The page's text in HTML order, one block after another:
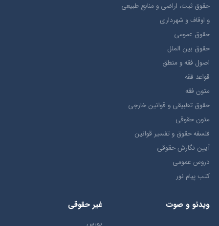
حقوق ثبت، اراضي و منابع طبيعي
و اوقاف و شهرداری
حقوق عمومی
حقوق بين الملل
اصول فقه و منطق
قواعد فقه
متون فقه
حقوق تطبيقي و قوانین خارجی
متون حقوقي
فلسفه حقوق و تفسیر قوانین
آیین نگارش حقوقی
دروس عمومی
کتب پیام نور
ویدئو و صوت غیر حقوقی
بورس